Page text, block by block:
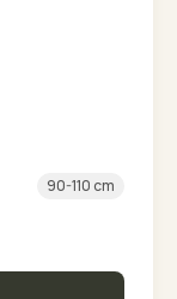
90-110 cm